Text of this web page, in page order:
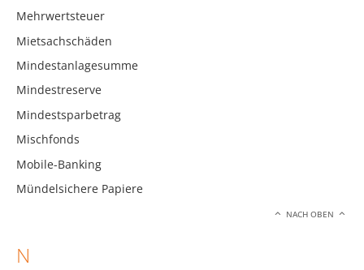
Mehrwertsteuer
Mietsachschäden
Mindestanlagesumme
Mindestreserve
Mindestsparbetrag
Mischfonds
Mobile-Banking
Mündelsichere Papiere
NACH OBEN
N